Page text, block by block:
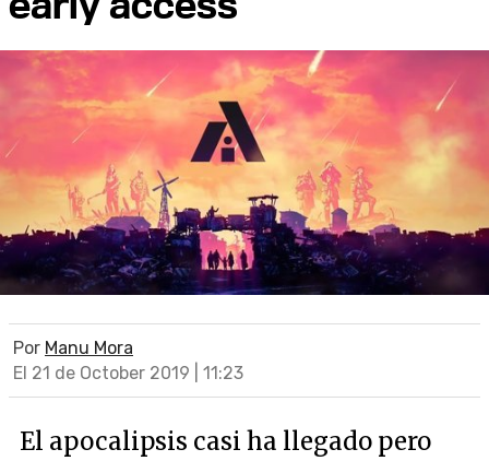
Por Manu Mora
El 21 de October 2019 | 11:23
El apocalipsis casi ha llegado pero